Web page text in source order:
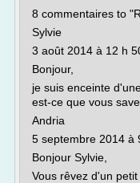
8 commentaires to
Sylvie
3 août 2014 à 12 h
Bonjour,
je suis enceinte
est-ce que vous
Andria
5 septembre 2014 à
Bonjour Sylvie,
Vous rêvez d'un